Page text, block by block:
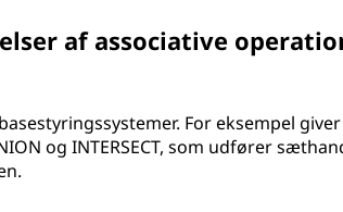
af associative
For eksempel
og INTERSECT, som udfører